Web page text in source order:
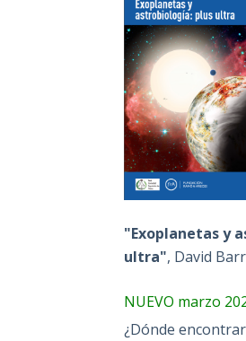
"Exoplanetas y
ultra", David
NUEVO marzo
¿Dónde